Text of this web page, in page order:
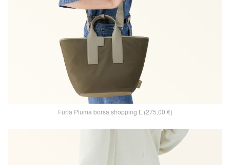
Furla Piuma borsa shopping L (275,00 €)